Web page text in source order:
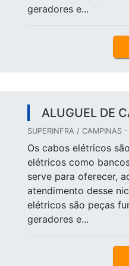
geradores e...
ALUGUEL DE
SUPERINFRA / CAMPINAS -
Os cabos elétricos
elétricos como
serve para oferecer,
atendimento desse
elétricos são peças
geradores e...